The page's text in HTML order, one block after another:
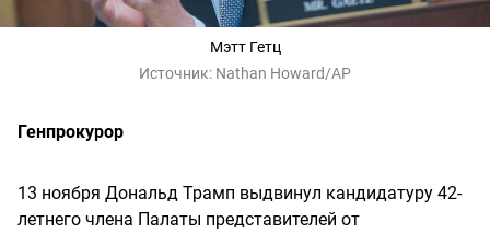
Мэтт Гетц
Источник: Nathan Howard/AP
Генпрокурор
13 ноября Дональд Трамп выдвинул кандидатуру 42-
летнего члена Палаты представителей от